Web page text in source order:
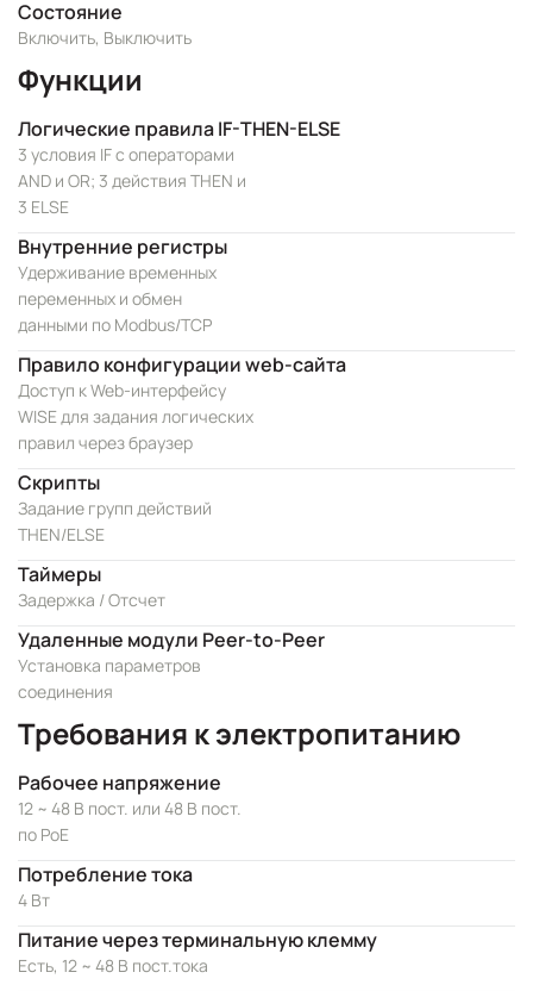
Состояние
Включить, Выключить
Функции
Логические правила IF-THEN-ELSE
3 условия IF с операторами
AND и OR; 3 действия THEN и
3 ELSE
Внутренние регистры
Удерживание временных
переменных и обмен
данными по Modbus/TCP
Правило конфигурации web-сайта
Доступ к Web-интерфейсу
WISE для задания логических
правил через браузер
Скрипты
Задание групп действий
THEN/ELSE
Таймеры
Задержка / Отсчет
Удаленные модули Peer-to-Peer
Установка параметров
соединения
Требования к электропитанию
Рабочее напряжение
12 ~ 48 В пост. или 48 В пост.
по PoE
Потребление тока
4 Вт
Питание через терминальную клемму
Есть, 12 ~ 48 В пост.тока